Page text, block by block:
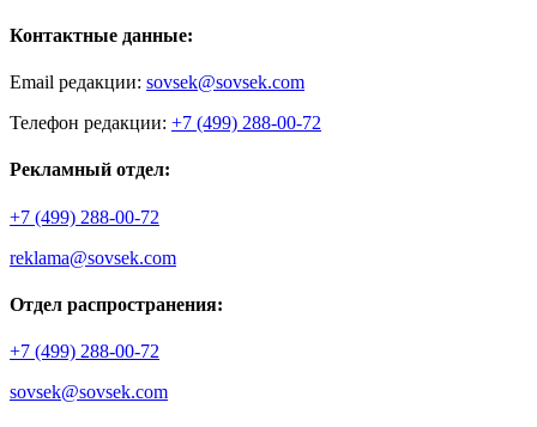
Контактные данные:
Email редакции: sovsek@sovsek.com
Телефон редакции: +7 (499) 288-00-72
Рекламный отдел:
+7 (499) 288-00-72
reklama@sovsek.com
Отдел распространения:
+7 (499) 288-00-72
sovsek@sovsek.com